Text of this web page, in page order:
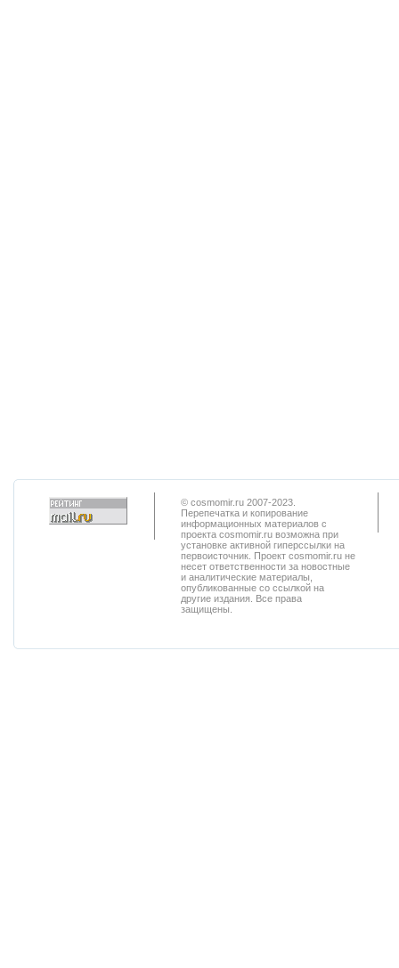
© cosmomir.ru 2007-2023.
Перепечатка и копирование
информационных материалов с
проекта cosmomir.ru возможна при
установке активной гиперссылки на
первоисточник. Проект cosmomir.ru не
несет ответственности за новостные
и аналитические материалы,
опубликованные со ссылкой на
другие издания. Все права
защищены.